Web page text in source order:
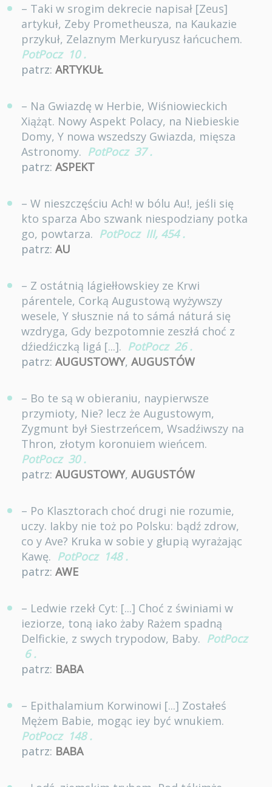
– Taki w srogim dekrecie napisał [Zeus]
artykuł, Zeby Prometheusza, na Kaukazie
przykuł, Zelaznym Merkuryusz łańcuchem.
PotPocz 10 .
patrz: ARTYKUŁ
– Na Gwiazdę w Herbie, Wiśniowieckich
Xiążąt. Nowy Aspekt Polacy, na Niebieskie
Domy, Y nowa wszedszy Gwiazda, mięsza
Astronomy. PotPocz 37 .
patrz: ASPEKT
– W nieszczęściu Ach! w bólu Au!, jeśli się
kto sparza Abo szwank niespodziany potka
go, powtarza. PotPocz III, 454 .
patrz: AU
– Z ostátnią Iágiełłowskiey ze Krwi
párentele, Corką Augustową wyżywszy
wesele, Y słusznie ná to sámá náturá się
wzdryga, Gdy bezpotomnie zeszłá choć z
dźiedźiczką ligá [...]. PotPocz 26 .
patrz: AUGUSTOWY, AUGUSTÓW
– Bo te są w obieraniu, naypierwsze
przymioty, Nie? lecz że Augustowym,
Zygmunt był Siestrzeńcem, Wsadźiwszy na
Thron, złotym koronuiem wieńcem.
PotPocz 30 .
patrz: AUGUSTOWY, AUGUSTÓW
– Po Klasztorach choć drugi nie rozumie,
uczy. Iakby nie toż po Polsku: bądź zdrow,
co y Ave? Kruka w sobie y głupią wyrażając
Kawę. PotPocz 148 .
patrz: AWE
– Ledwie rzekł Cyt: [...] Choć z świniami w
ieziorze, toną iako żaby Rażem spadną
Delfickie, z swych trypodow, Baby. PotPocz
6 .
patrz: BABA
– Epithalamium Korwinowi [...] Zostałeś
Mężem Babie, mogąc iey być wnukiem.
PotPocz 148 .
patrz: BABA